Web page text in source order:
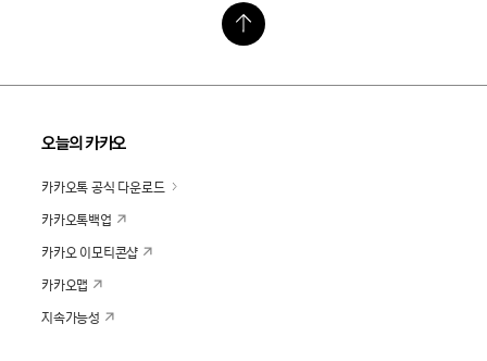
오늘의 카카오
카카오톡 공식 다운로드
카카오톡백업
카카오 이모티콘샵
카카오맵
지속가능성